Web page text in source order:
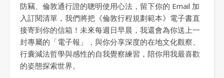
防竊、倫敦通行證的聰明使用心法，留下你的 Email 加
入訂閱清單，我們將把《倫敦行程規劃範本》電子書直
接寄到你的信箱！未來每週日早晨，我還會為你送上一
封專屬的「電子報」，與你分享深度的在地文化觀察、
行囊減法哲學與感性的自我覺察練習，陪你用我最喜歡
的姿態探索世界。